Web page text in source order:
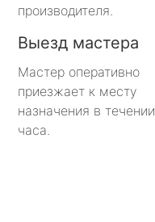
производителя.
Выезд мастера
Мастер оперативно
приезжает к месту
назначения в течении
часа.